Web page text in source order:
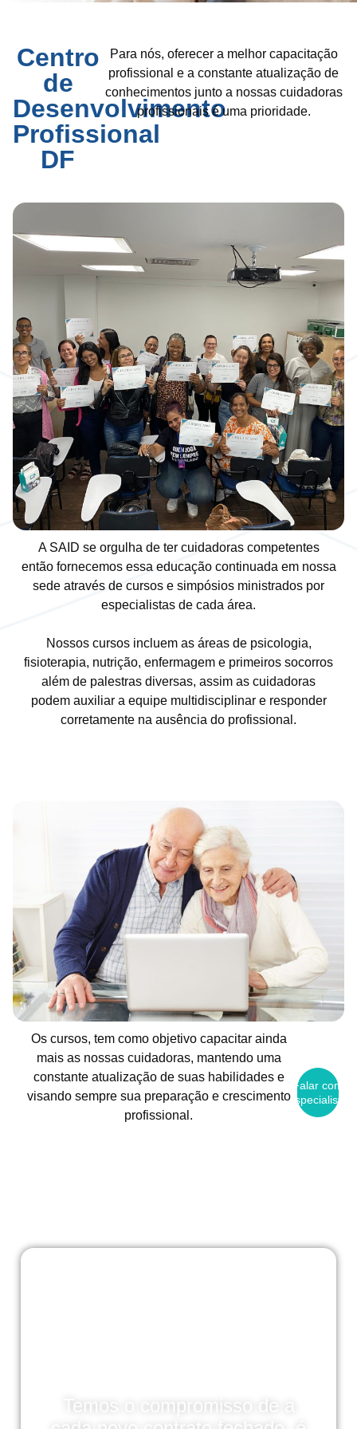
Centro
de
Desenvolvimento
Profissional
DF
Para nós, oferecer a melhor capacitação
profissional e a constante atualização de
conhecimentos junto a nossas cuidadoras
profissionais é uma prioridade.
A SAID se orgulha de ter cuidadoras competentes
então fornecemos essa educação continuada em nossa
sede através de cursos e simpósios ministrados por
especialistas de cada área.
Nossos cursos incluem as áreas de psicologia,
fisioterapia, nutrição, enfermagem e primeiros socorros
além de palestras diversas, assim as cuidadoras
podem auxiliar a equipe multidisciplinar e responder
corretamente na ausência do profissional.
Falar com
Especialista
Os cursos, tem como objetivo capacitar ainda
mais as nossas cuidadoras, mantendo uma
constante atualização de suas habilidades e
visando sempre sua preparação e crescimento
profissional.
Temos o compromisso de a